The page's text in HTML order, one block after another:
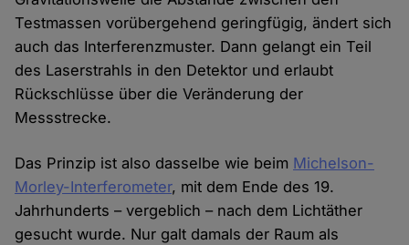
Testmassen vorübergehend geringfügig, ändert sich
auch das Interferenzmuster. Dann gelangt ein Teil
des Laserstrahls in den Detektor und erlaubt
Rückschlüsse über die Veränderung der
Messstrecke.
Das Prinzip ist also dasselbe wie beim Michelson-
Morley-Interferometer, mit dem Ende des 19.
Jahrhunderts – vergeblich – nach dem Lichtäther
gesucht wurde. Nur galt damals der Raum als